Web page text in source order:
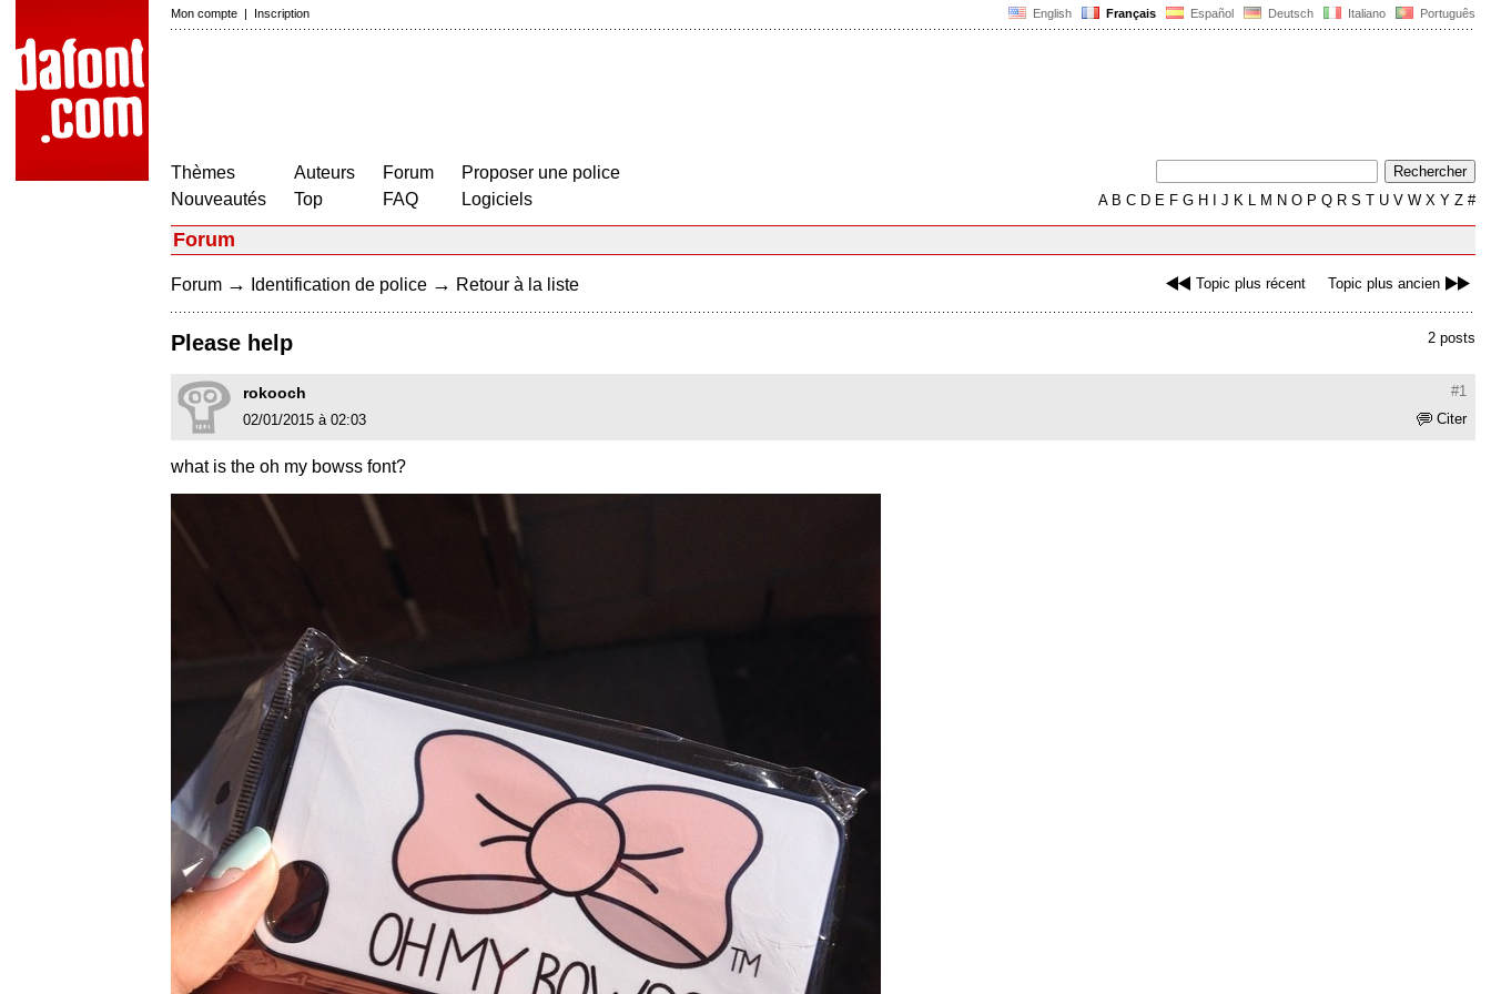
English Français Español Deutsch Italiano Português
Mon compte | Inscription
Thèmes
Nouveautés
Auteurs
Top
Forum
FAQ
Proposer une police
Logiciels
AB C D E F G H J K L M N O P Q R S T U V W X Y Z #
Forum
Topic plus récent Topic plus ancien
Forum → Identification de police → Retour à la liste
2 posts
Please help
#1
rokooch
Citer
02/01/2015 à 02:03
what is the oh my bowss font?